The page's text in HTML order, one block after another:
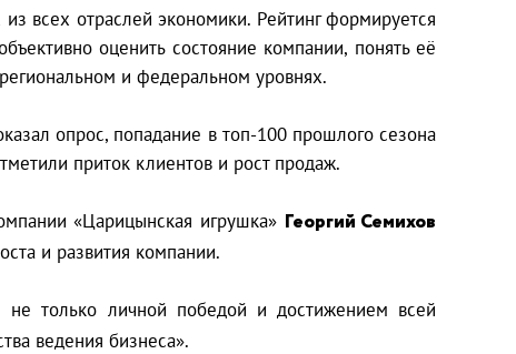
всех отраслей экономики. Рейтинг формируется
оценить состояние компании, понять её
и федеральном уровнях.
опрос, попадание в топ-100 прошлого сезона
приток клиентов и рост продаж.
«Царицынская игрушка» Георгий Семихов
и развития компании.
только личной победой и достижением всей
ведения бизнеса».